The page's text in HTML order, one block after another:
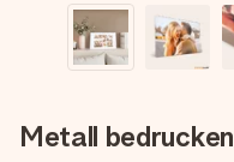
Metall bedrucken